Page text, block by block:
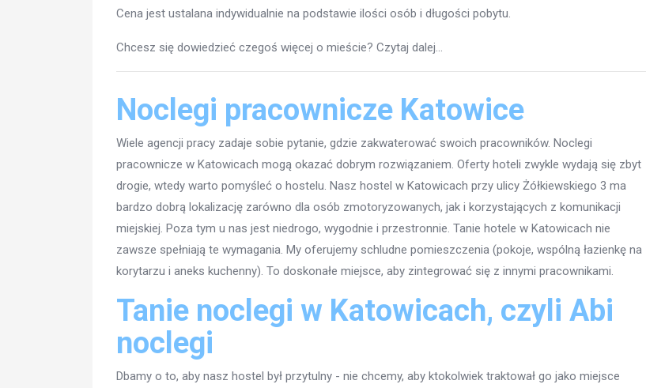
Cena jest ustalana indywidualnie na podstawie ilości osób i długości pobytu.
Chcesz się dowiedzieć czegoś więcej o mieście? Czytaj dalej...
Noclegi pracownicze Katowice
Wiele agencji pracy zadaje sobie pytanie, gdzie zakwaterować swoich pracowników. Noclegi
pracownicze w Katowicach mogą okazać dobrym rozwiązaniem. Oferty hoteli zwykle wydają się zbyt
drogie, wtedy warto pomyśleć o hostelu. Nasz hostel w Katowicach przy ulicy Żółkiewskiego 3 ma
bardzo dobrą lokalizację zarówno dla osób zmotoryzowanych, jak i korzystających z komunikacji
miejskiej. Poza tym u nas jest niedrogo, wygodnie i przestronnie. Tanie hotele w Katowicach nie
zawsze spełniają te wymagania. My oferujemy schludne pomieszczenia (pokoje, wspólną łazienkę na
korytarzu i aneks kuchenny). To doskonałe miejsce, aby zintegrować się z innymi pracownikami.
Tanie noclegi w Katowicach, czyli Abi
noclegi
Dbamy o to, aby nasz hostel był przytulny - nie chcemy, aby ktokolwiek traktował go jako miejsce